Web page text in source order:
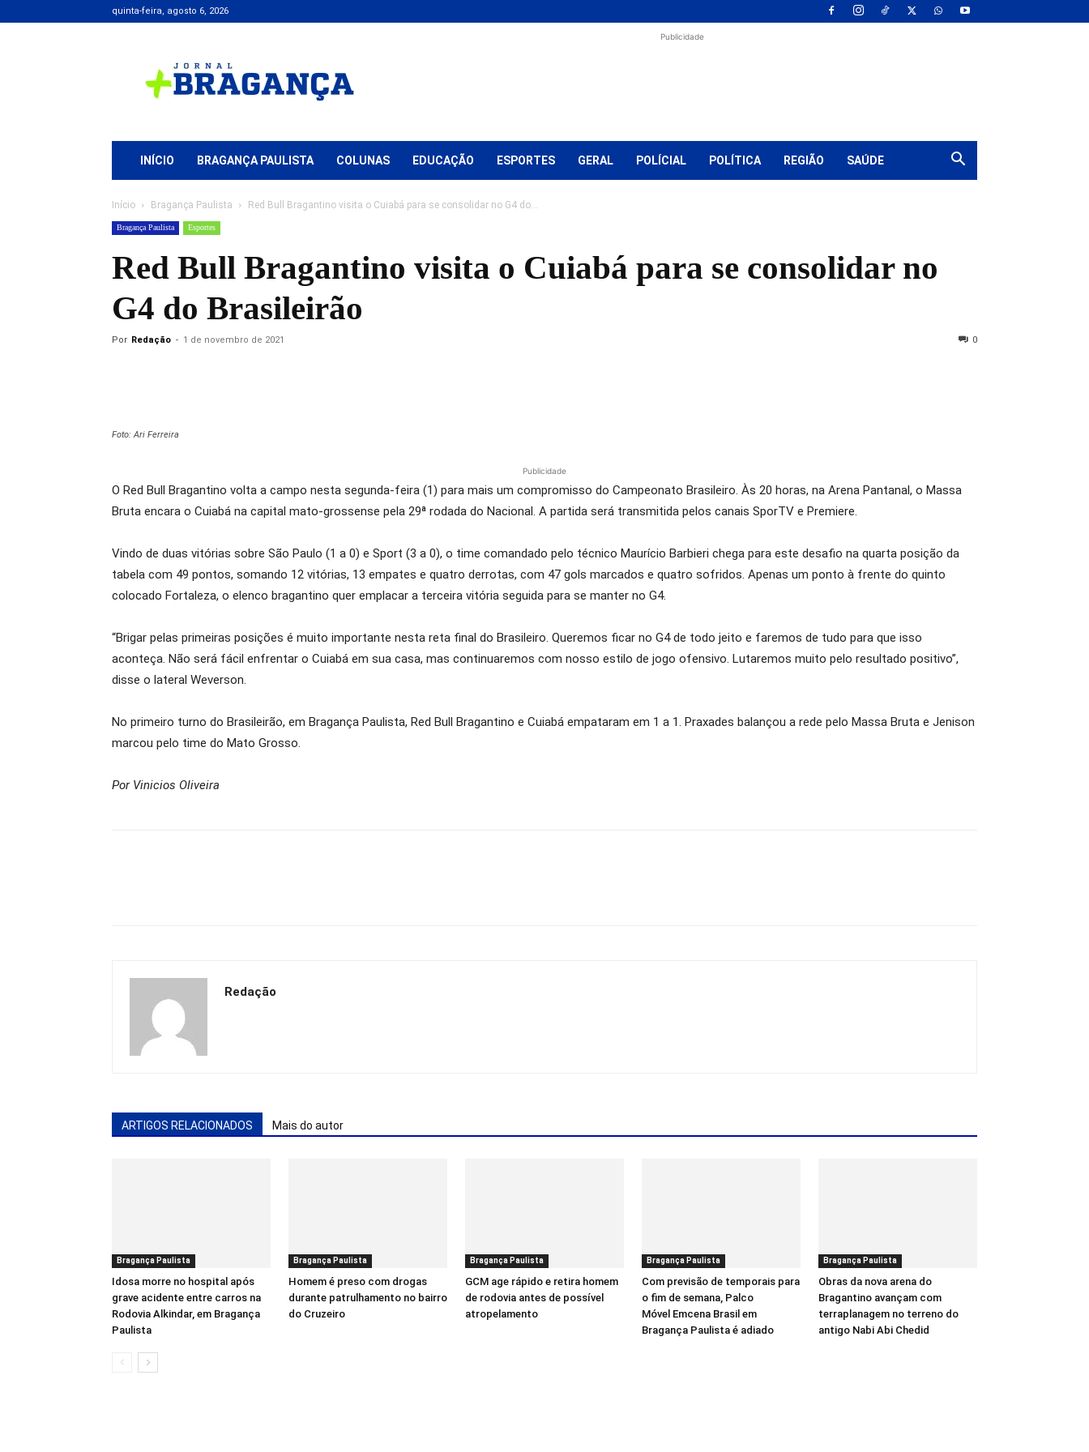
quinta-feira, agosto 6, 2026
+
Bragança
Publicidade
INÍCIO BRAGANÇA PAULISTA COLUNAS EDUCAÇÃO ESPORTES GERAL POLÍCIAL POLÍTICA REGIÃO SAÚDE
Início Bragança Paulista Red Bull Bragantino visita o Cuiabá para se consolidar no G4 do...
Bragança Paulista Esportes
Red Bull Bragantino visita o Cuiabá para se consolidar no
G4 do Brasileirão
Por Redação - 1 de novembro de 2021 0
Foto: Ari Ferreira
Publicidade
O Red Bull Bragantino volta a campo nesta segunda-feira (1) para mais um compromisso do Campeonato Brasileiro. Às 20 horas, na Arena Pantanal, o Massa
Bruta encara o Cuiabá na capital mato-grossense pela 29ª rodada do Nacional. A partida será transmitida pelos canais SporTV e Premiere.
Vindo de duas vitórias sobre São Paulo (1 a 0) e Sport (3 a 0), o time comandado pelo técnico Maurício Barbieri chega para este desafio na quarta posição da
tabela com 49 pontos, somando 12 vitórias, 13 empates e quatro derrotas, com 47 gols marcados e quatro sofridos. Apenas um ponto à frente do quinto
colocado Fortaleza, o elenco bragantino quer emplacar a terceira vitória seguida para se manter no G4.
“Brigar pelas primeiras posições é muito importante nesta reta final do Brasileiro. Queremos ficar no G4 de todo jeito e faremos de tudo para que isso
aconteça. Não será fácil enfrentar o Cuiabá em sua casa, mas continuaremos com nosso estilo de jogo ofensivo. Lutaremos muito pelo resultado positivo”,
disse o lateral Weverson.
No primeiro turno do Brasileirão, em Bragança Paulista, Red Bull Bragantino e Cuiabá empataram em 1 a 1. Praxades balançou a rede pelo Massa Bruta e Jenison
marcou pelo time do Mato Grosso.
Por Vinicios Oliveira
Redação
ARTIGOS RELACIONADOS Mais do autor
Bragança Paulista
Idosa morre no hospital após
grave acidente entre carros na
Rodovia Alkindar, em Bragança
Paulista
Bragança Paulista
Homem é preso com drogas
durante patrulhamento no bairro
do Cruzeiro
Bragança Paulista
GCM age rápido e retira homem
de rodovia antes de possível
atropelamento
Bragança Paulista
Com previsão de temporais para
o fim de semana, Palco
Móvel Emcena Brasil em
Bragança Paulista é adiado
Bragança Paulista
Obras da nova arena do
Bragantino avançam com
terraplanagem no terreno do
antigo Nabi Abi Chedid